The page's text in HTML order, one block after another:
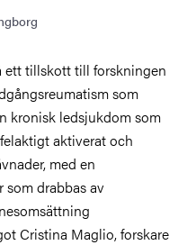
ett tillskott till forskningen
som
kronisk ledsjukdom som
aktiverat och
med en
som drabbas av
Cristina Maglio, forskare